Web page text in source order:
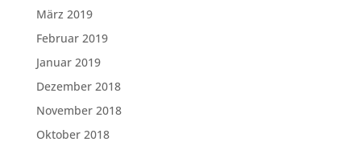
März 2019
Februar 2019
Januar 2019
Dezember 2018
November 2018
Oktober 2018